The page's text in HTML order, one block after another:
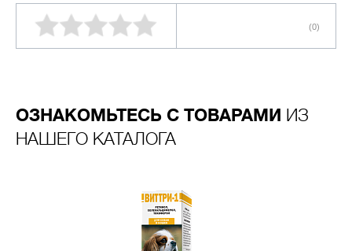
(0)
ОЗНАКОМЬТЕСЬ С ТОВАРАМИ ИЗ
НАШЕГО КАТАЛОГА